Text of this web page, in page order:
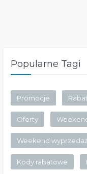
Popularne Tagi
Promocje
Oferty
Weekend
Kody rabatowe